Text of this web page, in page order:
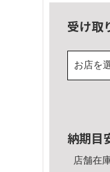
受け取
お店を
納期目
店舗在